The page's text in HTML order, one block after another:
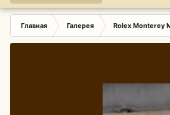
Главная Галерея Rolex Monterey